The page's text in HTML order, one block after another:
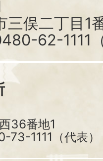
三俣二丁目1
62-1111
36番地1
1111（代表）